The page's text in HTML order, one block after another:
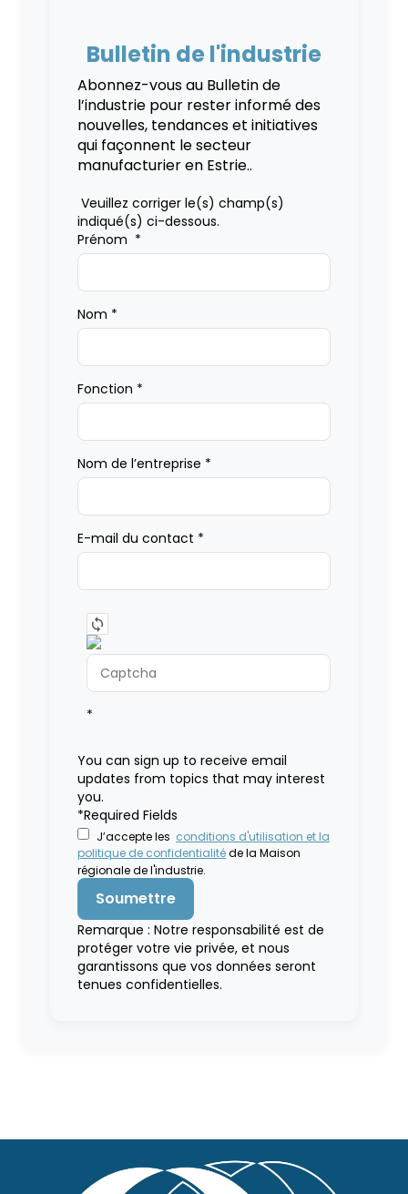
Bulletin de l'industrie
Abonnez-vous au Bulletin de
l’industrie pour rester informé des
nouvelles, tendances et initiatives
qui façonnent le secteur
manufacturier en Estrie..
Veuillez corriger le(s) champ(s)
indiqué(s) ci-dessous.
Prénom *
Nom *
Fonction *
Nom de l’entreprise *
E-mail du contact *
*
You can sign up to receive email
updates from topics that may interest
you.
*Required Fields
J’accepte les conditions d'utilisation et la
politique de confidentialitéde la Maison
régionale de l'industrie.
Remarque : Notre responsabilité est de
protéger votre vie privée, et nous
garantissons que vos données seront
tenues confidentielles.